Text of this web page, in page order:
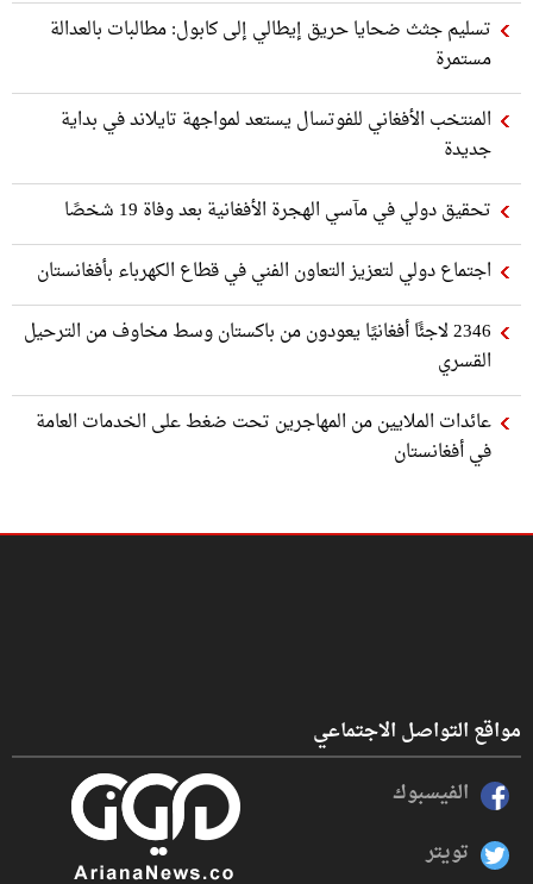
تسليم جثث ضحايا حريق إيطالي إلى كابول: مطالبات بالعدالة
مستمرة
المنتخب الأفغاني للفوتسال يستعد لمواجهة تايلاند في بداية
جديدة
تحقيق دولي في مآسي الهجرة الأفغانية بعد وفاة 19 شخصًا
اجتماع دولي لتعزيز التعاون الفني في قطاع الكهرباء بأفغانستان
2346 لاجئًا أفغانيًا يعودون من باكستان وسط مخاوف من الترحيل
القسري
عائدات الملايين من المهاجرين تحت ضغط على الخدمات العامة
في أفغانستان
مواقع التواصل الاجتماعي
الفيسبوك
تويتر